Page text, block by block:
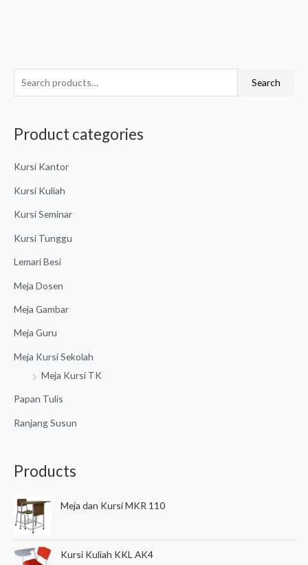
e
h
f
:
Search
Product categories
Kursi Kantor
Kursi Kuliah
Kursi Seminar
Kursi Tunggu
Lemari Besi
Meja Dosen
Meja Gambar
Meja Guru
Meja Kursi Sekolah
Meja Kursi TK
Papan Tulis
Ranjang Susun
Products
Meja dan Kursi MKR 110
Kursi Kuliah KKL AK4